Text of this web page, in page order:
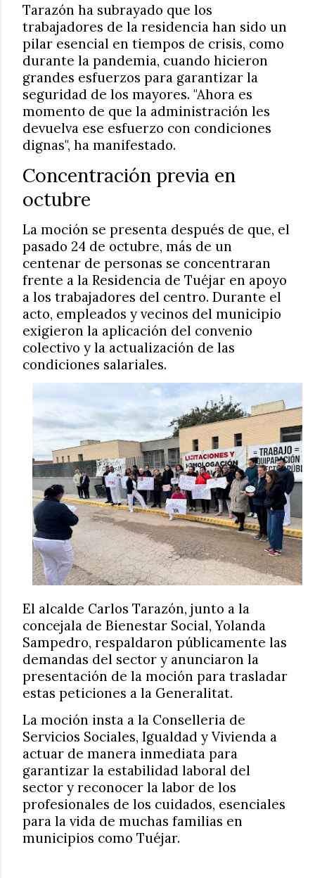
Tarazón ha subrayado que los
trabajadores de la residencia han sido un
pilar esencial en tiempos de crisis, como
durante la pandemia, cuando hicieron
grandes esfuerzos para garantizar la
seguridad de los mayores. "Ahora es
momento de que la administración les
devuelva ese esfuerzo con condiciones
dignas", ha manifestado.
Concentración previa en
octubre
La moción se presenta después de que, el
pasado 24 de octubre, más de un
centenar de personas se concentraran
frente a la Residencia de Tuéjar en apoyo
a los trabajadores del centro. Durante el
acto, empleados y vecinos del municipio
exigieron la aplicación del convenio
colectivo y la actualización de las
condiciones salariales.
El alcalde Carlos Tarazón, junto a la
concejala de Bienestar Social, Yolanda
Sampedro, respaldaron públicamente las
demandas del sector y anunciaron la
presentación de la moción para trasladar
estas peticiones a la Generalitat.
La moción insta a la Conselleria de
Servicios Sociales, Igualdad y Vivienda a
actuar de manera inmediata para
garantizar la estabilidad laboral del
sector y reconocer la labor de los
profesionales de los cuidados, esenciales
para la vida de muchas familias en
municipios como Tuéjar.